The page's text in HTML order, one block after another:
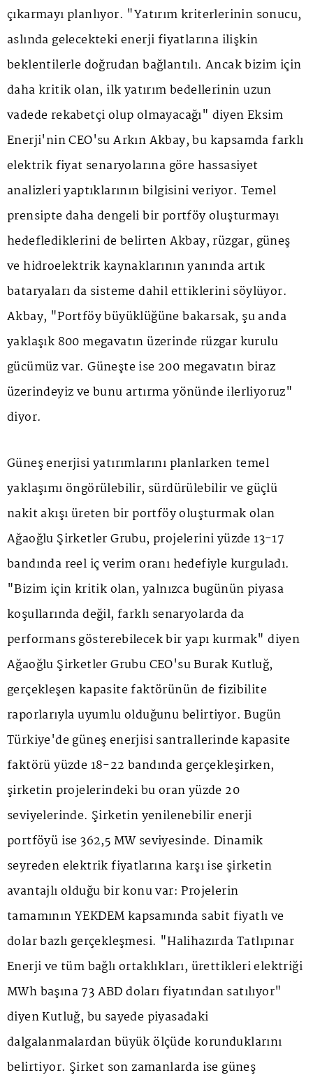
çıkarmayı planlıyor. "Yatırım kriterlerinin sonucu,
aslında gelecekteki enerji fiyatlarına ilişkin
beklentilerle doğrudan bağlantılı. Ancak bizim için
daha kritik olan, ilk yatırım bedellerinin uzun
vadede rekabetçi olup olmayacağı" diyen Eksim
Enerji'nin CEO'su Arkın Akbay, bu kapsamda farklı
elektrik fiyat senaryolarına göre hassasiyet
analizleri yaptıklarının bilgisini veriyor. Temel
prensipte daha dengeli bir portföy oluşturmayı
hedeflediklerini de belirten Akbay, rüzgar, güneş
ve hidroelektrik kaynaklarının yanında artık
bataryaları da sisteme dahil ettiklerini söylüyor.
Akbay, "Portföy büyüklüğüne bakarsak, şu anda
yaklaşık 800 megavatın üzerinde rüzgar kurulu
gücümüz var. Güneşte ise 200 megavatın biraz
üzerindeyiz ve bunu artırma yönünde ilerliyoruz"
diyor.
Güneş enerjisi yatırımlarını planlarken temel
yaklaşımı öngörülebilir, sürdürülebilir ve güçlü
nakit akışı üreten bir portföy oluşturmak olan
Ağaoğlu Şirketler Grubu, projelerini yüzde 13-17
bandında reel iç verim oranı hedefiyle kurguladı.
"Bizim için kritik olan, yalnızca bugünün piyasa
koşullarında değil, farklı senaryolarda da
performans gösterebilecek bir yapı kurmak" diyen
Ağaoğlu Şirketler Grubu CEO'su Burak Kutluğ,
gerçekleşen kapasite faktörünün de fizibilite
raporlarıyla uyumlu olduğunu belirtiyor. Bugün
Türkiye'de güneş enerjisi santrallerinde kapasite
faktörü yüzde 18-22 bandında gerçekleşirken,
şirketin projelerindeki bu oran yüzde 20
seviyelerinde. Şirketin yenilenebilir enerji
portföyü ise 362,5 MW seviyesinde. Dinamik
seyreden elektrik fiyatlarına karşı ise şirketin
avantajlı olduğu bir konu var: Projelerin
tamamının YEKDEM kapsamında sabit fiyatlı ve
dolar bazlı gerçekleşmesi. "Halihazırda Tatlıpınar
Enerji ve tüm bağlı ortaklıkları, ürettikleri elektriği
MWh başına 73 ABD doları fiyatından satılıyor"
diyen Kutluğ, bu sayede piyasadaki
dalgalanmalardan büyük ölçüde korunduklarını
belirtiyor. Şirket son zamanlarda ise güneş